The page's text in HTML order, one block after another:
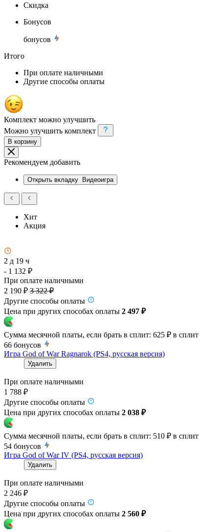
Скидка
Бонусов
бонусов
Итого
При оплате наличными
Другие способы оплаты
Комплект можно улучшить
Можно улучшить комплект
В корзину
Рекомендуем добавить
Открыть вкладку Видеоигра
Хит
Акция
2 д 19 ч
- 1 132 ₽
При оплате наличными
2 190 ₽ 3 322 ₽
Другие способы оплаты
Цена при других способах оплаты 2 497 ₽
Сумма месячной платы, если брать в сплит: 625 ₽ в сплит
66 бонусов
Игра God of War Ragnarok (PS4, русская версия)
Удалить
При оплате наличными
1 788 ₽
Другие способы оплаты
Цена при других способах оплаты 2 038 ₽
Сумма месячной платы, если брать в сплит: 510 ₽ в сплит
54 бонусов
Игра God of War IV (PS4, русская версия)
Удалить
При оплате наличными
2 246 ₽
Другие способы оплаты
Цена при других способах оплаты 2 560 ₽